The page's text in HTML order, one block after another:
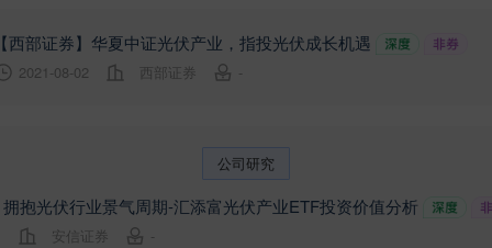
西部证券】华夏中证光伏产业，指投光伏成长机遇
2021-08-02 西部证券 -
公司研究
抱光伏行业景气周期-汇添富光伏产业ETF投资价值分析
安信证券 -